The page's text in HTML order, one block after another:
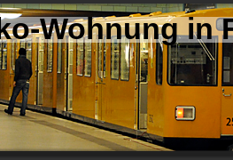
Wohnung in